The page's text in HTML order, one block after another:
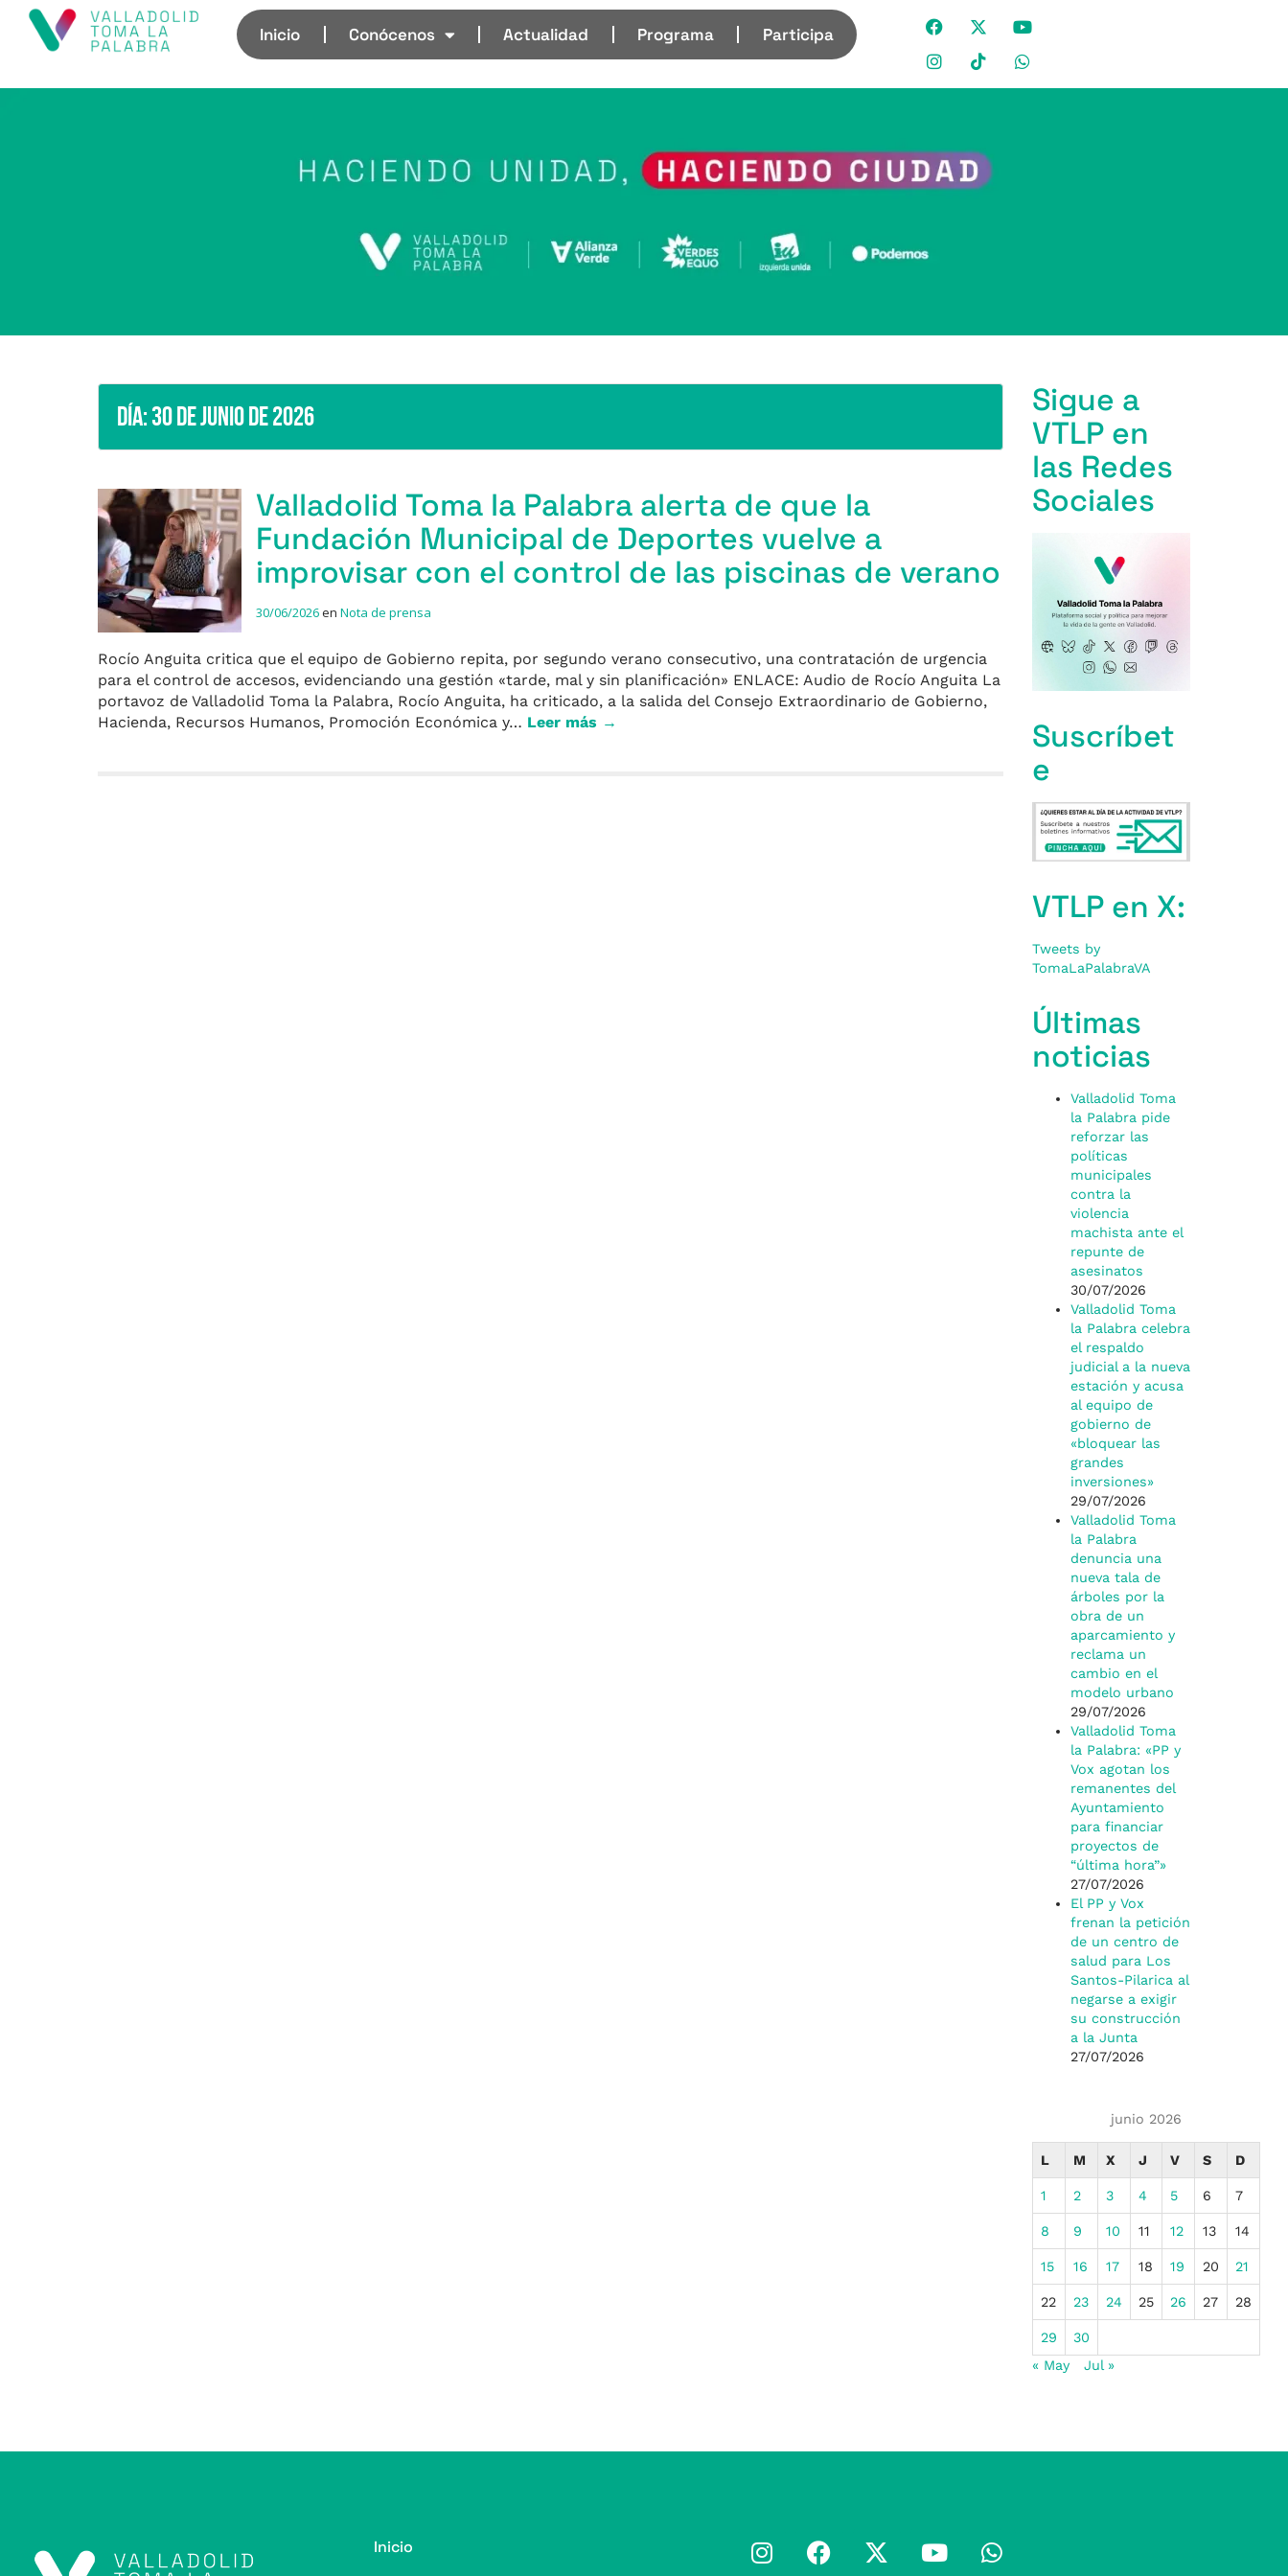
Inicio Conócenos Actualidad Programa Participa
Día:30 de junio de 2026
Valladolid Toma la Palabra alerta de que la
Fundación Municipal de Deportes vuelve a
improvisar con el control de las piscinas de verano
30/06/2026en Nota de prensa
Rocío Anguita critica que el equipo de Gobierno repita, por segundo verano consecutivo, una contratación de urgencia
para el control de accesos, evidenciando una gestión «tarde, mal y sin planificación» ENLACE: Audio de Rocío Anguita La
portavoz de Valladolid Toma la Palabra, Rocío Anguita, ha criticado, a la salida del Consejo Extraordinario de Gobierno,
Hacienda, Recursos Humanos, Promoción Económica y… Leer más →
Sigue a
VTLP en
las Redes
Sociales
Suscríbet
e
VTLP en X:
Tweets by
TomaLaPalabraVA
Últimas
noticias
Valladolid Toma
la Palabra pide
reforzar las
políticas
municipales
contra la
violencia
machista ante el
repunte de
asesinatos
30/07/2026
Valladolid Toma
la Palabra celebra
el respaldo
judicial a la nueva
estación y acusa
al equipo de
gobierno de
«bloquear las
grandes
inversiones»
29/07/2026
Valladolid Toma
la Palabra
denuncia una
nueva tala de
árboles por la
obra de un
aparcamiento y
reclama un
cambio en el
modelo urbano
29/07/2026
Valladolid Toma
la Palabra: «PP y
Vox agotan los
remanentes del
Ayuntamiento
para financiar
proyectos de
“última hora”»
27/07/2026
El PP y Vox
frenan la petición
de un centro de
salud para Los
Santos-Pilarica al
negarse a exigir
su construcción
a la Junta
27/07/2026
junio 2026
L M X J V S D
1 2 3 4 5 6 7
8 9 10 11 12 13 14
15 16 17 18 19 20 21
22 23 24 25 26 27 28
29
30
« May
Jul »
Inicio